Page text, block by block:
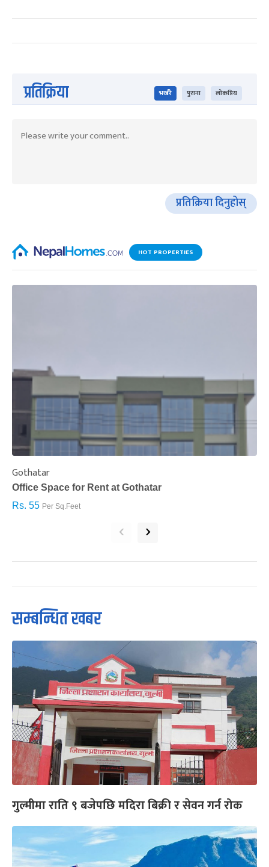
प्रतिक्रिया भर्खरै पुराना लोकप्रिय
प्रतिक्रिया दिनुहोस्
HOT PROPERTIES
Gothatar
Office Space for Rent at Gothatar
Rs. 55 Per Sq.Feet
‹ ›
सम्बन्धित खबर
गुल्मीमा राति ९ बजेपछि मदिरा बिक्री र सेवन गर्न रोक